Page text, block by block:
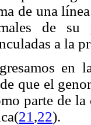
de una
de su
a la
que el
parte de
21 ,22).